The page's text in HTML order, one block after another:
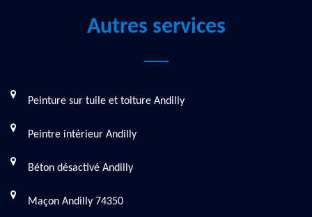
Autres services
Peinture sur tuile et toiture Andilly
Peintre intérieur Andilly
Béton désactivé Andilly
Maçon Andilly 74350